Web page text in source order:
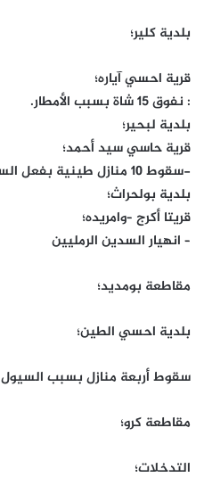
بلدية كلير؛
قرية احسي آياره؛
: نفوق 15 شاة بسبب الأمطار.
بلدية لبحير؛
قرية حاسي سيد أحمد؛
-سقوط 10 منازل طينية بفعل السيول
بلدية بولحراث؛
قريتا أكرج –وامريده؛
– انهيار السدين الرمليين
مقاطعة بومديد؛
بلدية احسي الطين؛
سقوط أربعة منازل بسبب السيول
مقاطعة كرو؛
التدخلات؛